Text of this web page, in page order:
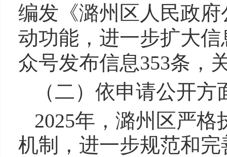
编发《潞州区人民政
动功能，进一步扩大
众号发布信息353条，
（二） 依申请公开方
2025年，潞州区严格
机制，进一步规范和